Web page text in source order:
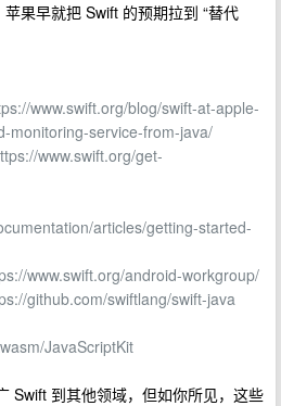
果早就把 Swift 的预期拉到 “替代
www.swift.org/blog/swift-at-apple-
monitoring-service-from-java/
www.swift.org/get-
articles/getting-started-
www.swift.org/android-workgroup/
github.com/swiftlang/swift-java
JavaScriptKit
Swift 到其他领域，但如你所见，这些